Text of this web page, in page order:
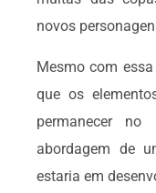
novos
Mesmo com
que os
permanecer
abordagem de
estaria em